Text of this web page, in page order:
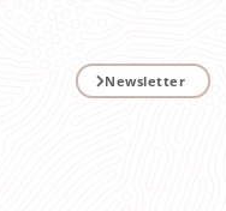
Newsletter